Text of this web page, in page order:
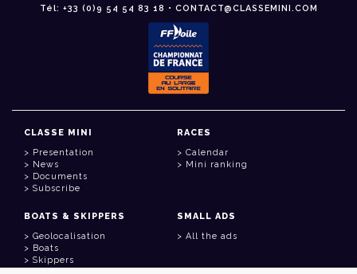
Tél: +33 (0)9 54 54 83 18 • CONTACT@CLASSEMINI.COM
CLASSE MINI
Presentation
News
Documents
Subscribe
RACES
Calendar
Mini ranking
BOATS & SKIPPERS
Geolocalisation
Boats
Skippers
SMALL ADS
All the ads